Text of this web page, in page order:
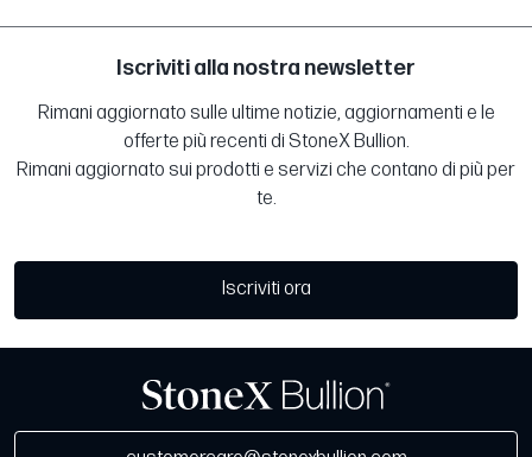
Iscriviti alla nostra newsletter
Rimani aggiornato sulle ultime notizie, aggiornamenti e le
offerte più recenti di StoneX Bullion.
Rimani aggiornato sui prodotti e servizi che contano di più per
te.
Iscriviti ora